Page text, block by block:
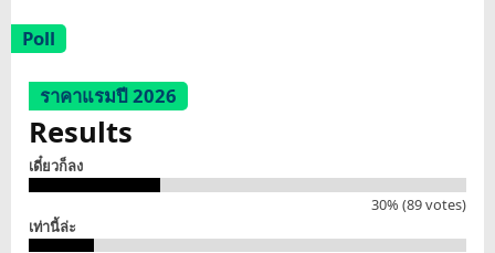
Poll
ราคาแรมปี 2026
Results
เดี๋ยวก็ลง
30% (89 votes)
เท่านี้ล่ะ